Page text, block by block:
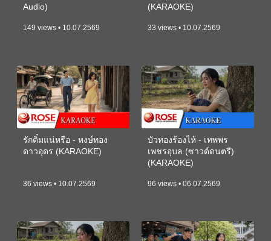
Audio)
149 views • 10.07.2569
(KARAOKE)
33 views • 10.07.2569
รักติ๋มแน่หรือ - หงษ์ทอง
ดาวอุดร (KARAOKE)
36 views • 10.07.2569
บัวทองร้องไห้ - เทพพร
เพชรอุบล (ซาวด์ดนตรี)
(KARAOKE)
96 views • 06.07.2569